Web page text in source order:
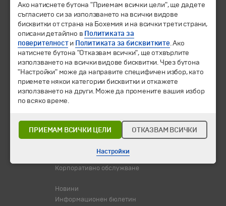
Екскурзии и почивки
Направления
Календар
Всички програми от А до Я
Промоции
Горещи оферти
Потвърдени дати
Празници
Туристически обекти
Хотелски резервации
Корпоративно обслужване
Новини
Информационен бюлетин
Ако натиснете бутона "Приемам всички цели", ще дадете
съгласието си за използването на всички видове
бисквитки от страна на Бохемия и на всички трети страни,
описани детайлно в Политиката за
поверителности Политиката за бисквитките. Ако
натиснете бутона "Отказвам всички", ще отхвърлите
използването на всички видове бисквитки. Чрез бутона
"Настройки" може да направите специфичен избор, като
приемете някои категории бисквитки и откажете
използването на други. Може да промените вашия избор
по всяко време.
ПРИЕМАМ ВСИЧКИ ЦЕЛИ ОТКАЗВАМ ВСИЧКИ
Настройки